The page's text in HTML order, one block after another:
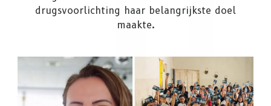
drugsvoorlichting haar belangrijkste doel
maakte.